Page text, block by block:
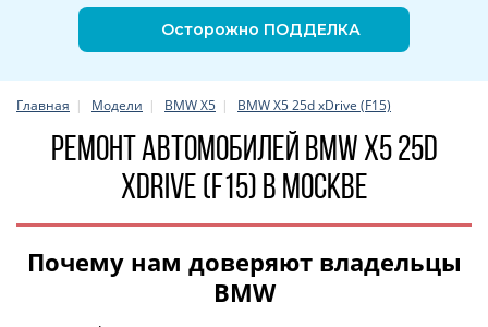
Осторожно ПОДДЕЛКА
Главная Модели BMW X5 BMW X5 25d xDrive (F15)
Ремонт автомобилей BMW X5 25d
xDrive (F15) в Москве
Почему нам доверяют владельцы
BMW